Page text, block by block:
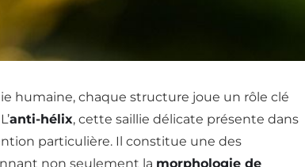
humaine, chaque structure joue un rôle clé
anti-hélix, cette saillie délicate présente dans
particulière. Il constitue une des
non seulement la morphologie de